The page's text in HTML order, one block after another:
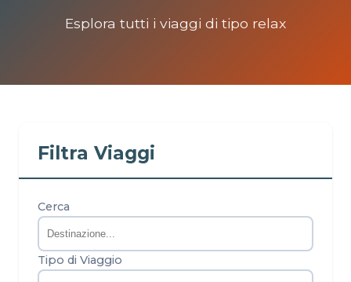
Esplora tutti i viaggi di tipo relax
Filtra Viaggi
Cerca
Tipo di Viaggio